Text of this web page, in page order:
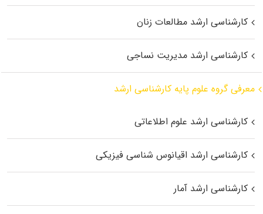
کارشناسی ارشد مطالعات زنان
کارشناسی ارشد مدیریت نساجی
معرفی گروه علوم پایه کارشناسی ارشد
کارشناسی ارشد علوم اطلاعاتی
کارشناسی ارشد اقیانوس‌ شناسی فیزیکی
کارشناسی ارشد آمار